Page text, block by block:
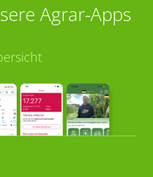
Agrar-Apps